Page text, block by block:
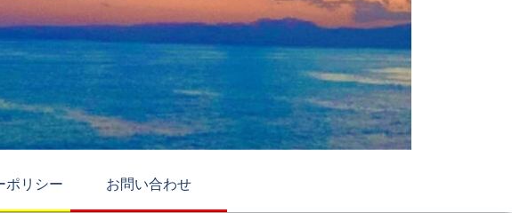
ポリシー お問い合わせ